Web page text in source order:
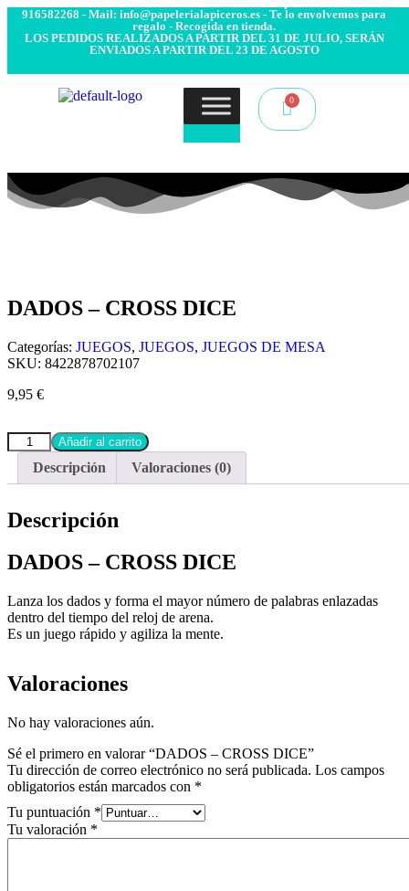
916582268 - Mail: info@papelerialapiceros.es - Te lo envolvemos para
regalo - Recogida en tienda.
LOS PEDIDOS REALIZADOS A PARTIR DEL 31 DE JULIO, SERÁN
ENVIADOS A PARTIR DEL 23 DE AGOSTO
DADOS – CROSS DICE
Categorías: JUEGOS, JUEGOS, JUEGOS DE MESA
SKU: 8422878702107
9,95 €
Añadir al carrito
Descripción Valoraciones (0)
Descripción
DADOS – CROSS DICE
Lanza los dados y forma el mayor número de palabras enlazadas
dentro del tiempo del reloj de arena.
Es un juego rápido y agiliza la mente.
Valoraciones
No hay valoraciones aún.
Sé el primero en valorar “DADOS – CROSS DICE”
Tu dirección de correo electrónico no será publicada. Los campos
obligatorios están marcados con *
Tu puntuación *
Tu valoración *